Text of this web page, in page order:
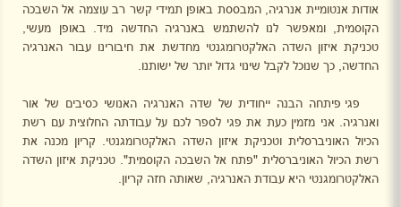
אודות אנטומיית אנרגיה, המבססת באופן תמידי קשר רב עוצמה אל השבכה
הקוסמית, ומאפשר לנו להשתמש באנרגיה החדשה מיד. באופן מעשי,
טכניקת איזון השדה האלקטרומגנטי מחדשת את חיבורינו עבור האנרגיה
החדשה, כך שנוכל לקבל שינוי גדול יותר של ישותנו.
פגי פיתחה הבנה ייחודית של שדה האנרגיה האנושי כסיבים של אור
ואנרגיה. אני מזמין כעת את פגי לספר לכם על עבודתה החלוצית עם רשת
הכיול האוניברסלית וטכניקת איזון השדה האלקטרומגנטי. קריון מכנה את
רשת הכיול האוניברסלית "פתח אל השבכה הקוסמית". טכניקת איזון השדה
האלקטרומגנטי היא עבודת האנרגיה, שאותה חזה קריון.